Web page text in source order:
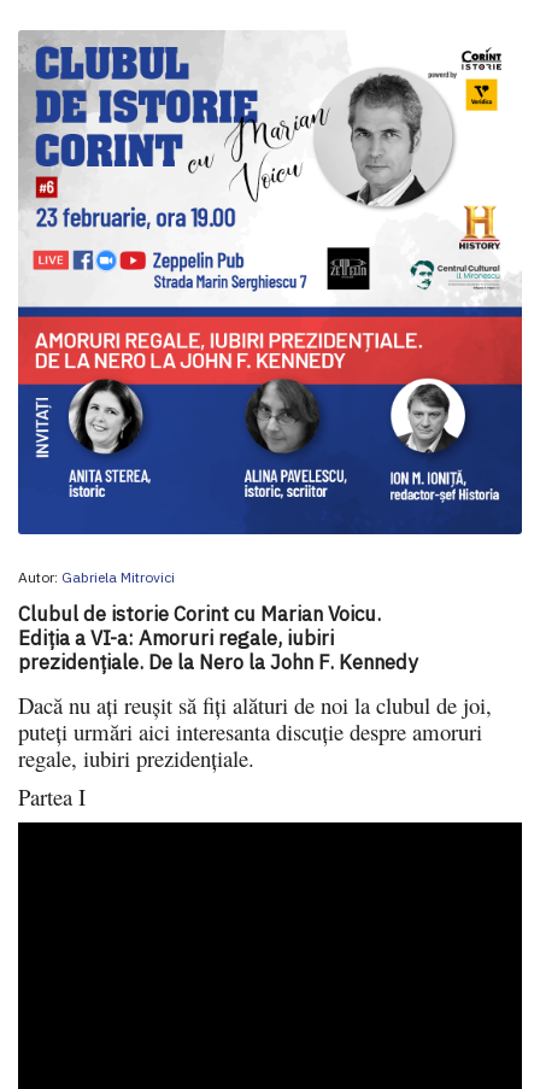
Autor: Gabriela Mitrovici
Clubul de istorie Corint cu Marian Voicu.
Ediția a VI-a: Amoruri regale, iubiri
prezidențiale. De la Nero la John F. Kennedy
Dacă nu ați reușit să fiți alături de noi la clubul de joi,
puteți urmări aici interesanta discuție despre amoruri
regale, iubiri prezidențiale.
Partea I